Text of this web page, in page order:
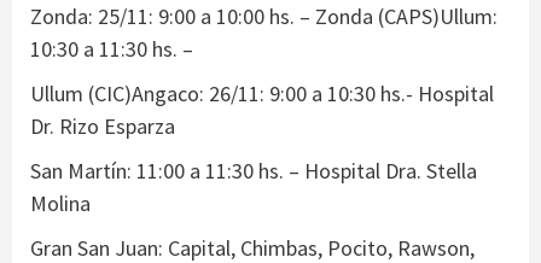
Zonda: 25/11: 9:00 a 10:00 hs. – Zonda (CAPS)Ullum:
10:30 a 11:30 hs. –
Ullum (CIC)Angaco: 26/11: 9:00 a 10:30 hs.- Hospital
Dr. Rizo Esparza
San Martín: 11:00 a 11:30 hs. – Hospital Dra. Stella
Molina
Gran San Juan: Capital, Chimbas, Pocito, Rawson,